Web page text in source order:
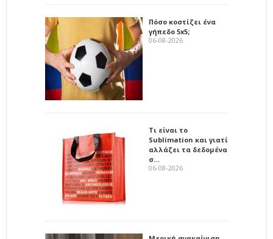
Πόσο κοστίζει ένα
γήπεδο 5x5;
06-08-2026
Τι είναι το
Sublimation και γιατί
αλλάζει τα δεδομένα
σ…
06-08-2026